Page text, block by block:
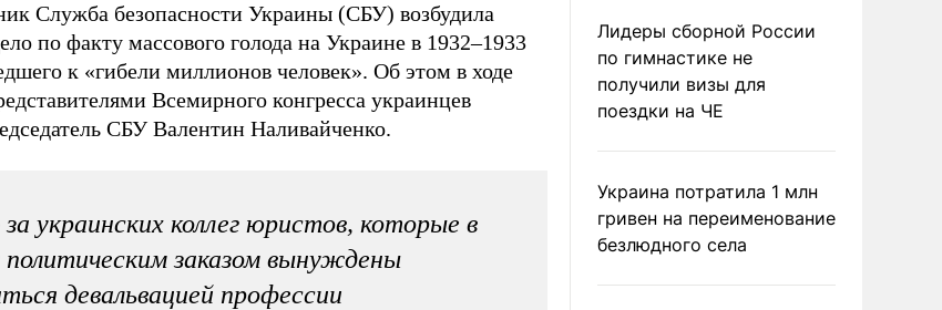
Служба безопасности Украины (СБУ) возбудила
по факту массового голода на Украине в 1932–1933
к «гибели миллионов человек». Об этом в ходе
Всемирного конгресса украинцев
СБУ Валентин Наливайченко.
за украинских коллег юристов, которые в
политическим заказом вынуждены
девальвацией профессии
Лидеры сборной России
по гимнастике не
получили визы для
поездки на ЧЕ
Украина потратила 1 млн
гривен на переименование
безлюдного села